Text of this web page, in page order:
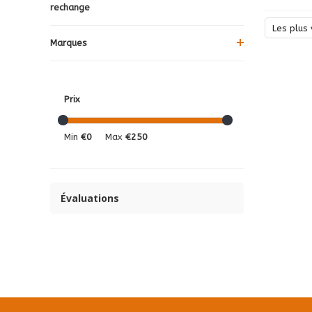
rechange
Marques
Prix
Min €0 Max €250
Évaluations
Les plus